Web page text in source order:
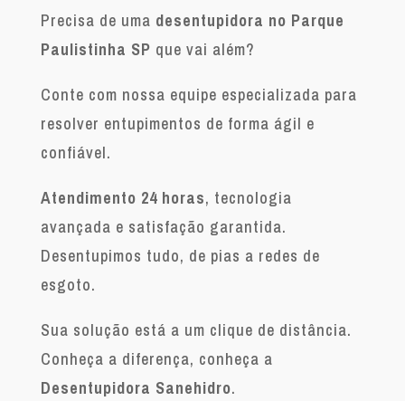
Precisa de uma desentupidora no Parque
Paulistinha SP que vai além?
Conte com nossa equipe especializada para
resolver entupimentos de forma ágil e
confiável.
Atendimento 24 horas, tecnologia
avançada e satisfação garantida.
Desentupimos tudo, de pias a redes de
esgoto.
Sua solução está a um clique de distância.
Conheça a diferença, conheça a
Desentupidora Sanehidro.